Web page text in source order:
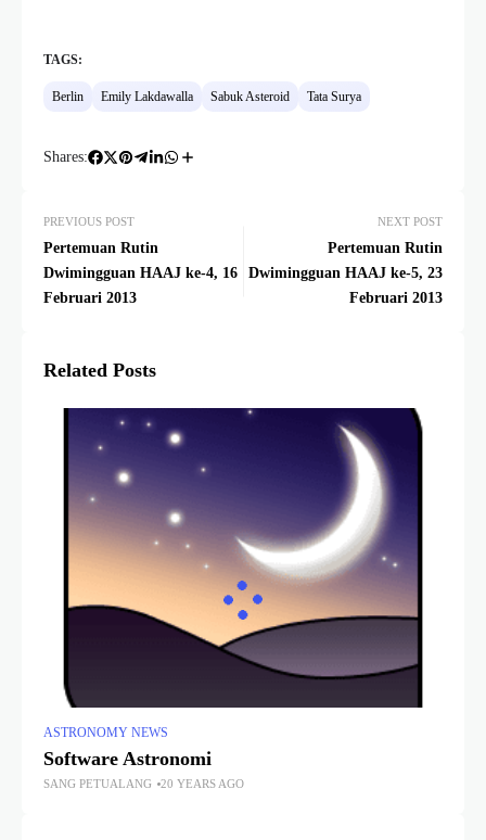
TAGS:
Berlin Emily Lakdawalla Sabuk Asteroid Tata Surya
Shares:
PREVIOUS POST
Pertemuan Rutin
Dwimingguan HAAJ ke-4, 16
Februari 2013
NEXT POST
Pertemuan Rutin
Dwimingguan HAAJ ke-5, 23
Februari 2013
Related Posts
ASTRONOMY NEWS
Software Astronomi
SANG PETUALANG 20 YEARS AGO